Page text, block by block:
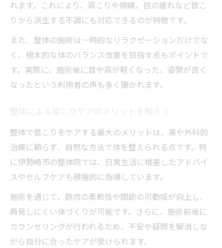
首こり整体の事前相談で確認すべき点
施術後の首こりケアやアドバイスを活用
首こり整体の通院頻度と効果の目安を紹介
女性に嬉しい整体の選び方もご紹介
女性目線で選ぶ首こり整体のポイント
首こり整体で安心できる女性向け施術内容
整体選びで気をつけたい首こりケアの特徴
首こり整体でプライバシー配慮も重視しよ
う
伊勢崎市で注目される首こり整体体験
首こり整体体験談から分かる施術の魅力
整体体験を通じて首こり改善を実感しよう
れます。これにより、肩こりや頭痛、目の疲れなど首こ
りから派生する不調にも対応できるのが特徴です。
また、整体の施術は一時的なリラクゼーションだけでな
く、根本的な体のバランス改善を目指す点もポイントで
す。実際に、施術後に首や肩が軽くなった、姿勢が良く
なったという利用者の声も多く聞かれます。
整体による首こりケアのメリットを知ろう
整体で首こりをケアする最大のメリットは、薬や外科的
治療に頼らず、自然な方法で体を整えられる点です。特
に伊勢崎市の整体院では、日常生活に根差したアドバイ
スやセルフケアも積極的に指導しています。
施術を通じて、筋肉の柔軟性や関節の可動域が向上し、
再発しにくい体づくりが可能です。さらに、施術前後に
カウンセリングが行われるため、不安や疑問を解消しな
がら自分に合ったケアが受けられます。